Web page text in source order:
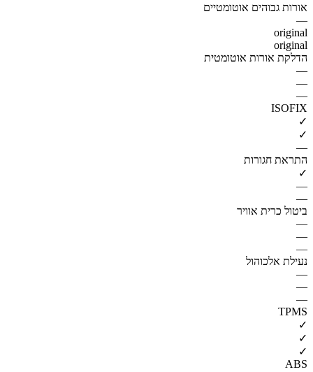
אורות גבוהים אוטומטיים
—
original
original
הדלקת אורות אוטומטית
—
—
—
ISOFIX
✓
✓
—
התראת חגורות
✓
—
—
ביטול כרית אוויר
—
—
—
נעילת אלכוהול
—
—
—
TPMS
✓
✓
✓
ABS